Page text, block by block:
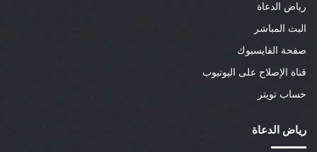
رياض الدعاة
البث المباشر
صفحة الفايسبوك
قناة الإصلاح على اليوتيوب
حساب تويتر
رياض الدعاة